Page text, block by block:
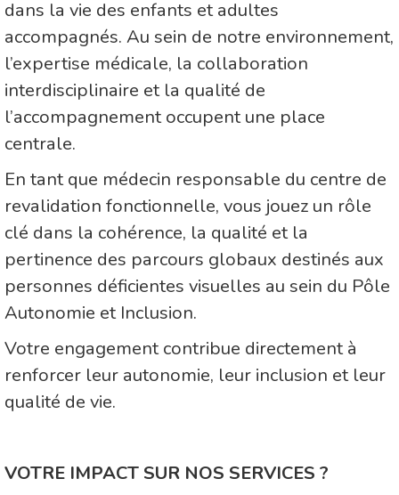
dans la vie des enfants et adultes
accompagnés. Au sein de notre environnement,
l’expertise médicale, la collaboration
interdisciplinaire et la qualité de
l’accompagnement occupent une place
centrale.
En tant que médecin responsable du centre de
revalidation fonctionnelle, vous jouez un rôle
clé dans la cohérence, la qualité et la
pertinence des parcours globaux destinés aux
personnes déficientes visuelles au sein du Pôle
Autonomie et Inclusion.
Votre engagement contribue directement à
renforcer leur autonomie, leur inclusion et leur
qualité de vie.
VOTRE IMPACT SUR NOS SERVICES ?